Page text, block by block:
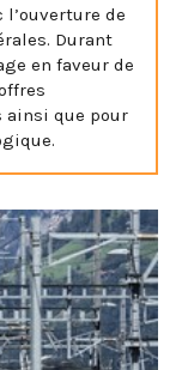
de
Durant
en faveur de
ainsi que pour